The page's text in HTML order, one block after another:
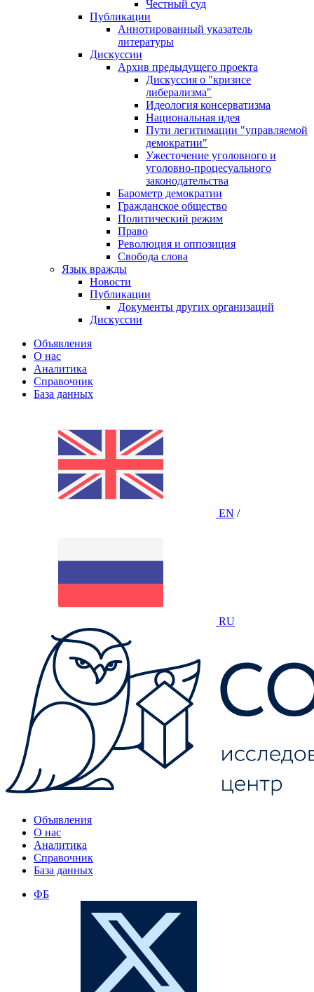
Честный суд
Публикации
Аннотированный указатель
литературы
Дискуссии
Архив предыдущего проекта
Дискуссия о "кризисе
либерализма"
Идеология консерватизма
Национальная идея
Пути легитимации "управляемой
демократии"
Ужесточение уголовного и
уголовно-процесуального
законодательства
Барометр демократии
Гражданское общество
Политический режим
Право
Революция и оппозиция
Свобода слова
Язык вражды
Новости
Публикации
Документы других организаций
Дискуссии
Объявления
О нас
Аналитика
Справочник
База данных
EN /
RU
Объявления
О нас
Аналитика
Справочник
База данных
ФБ